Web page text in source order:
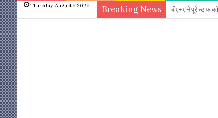
Thursday, August 6 2026 Breaking News बीएसए ने पूरे स्टाफ